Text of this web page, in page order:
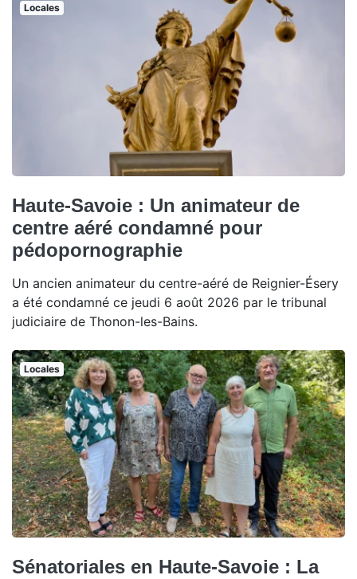
Locales
Haute-Savoie : Un animateur de
centre aéré condamné pour
pédopornographie
Un ancien animateur du centre-aéré de Reignier-Ésery
a été condamné ce jeudi 6 août 2026 par le tribunal
judiciaire de Thonon-les-Bains.
Locales
Sénatoriales en Haute-Savoie : La